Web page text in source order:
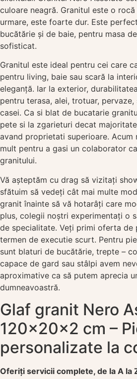
culoare neagră. Granitul este o
urmare, este foarte dur. Este
bucătărie și de baie, pentru masa
sofisticat.
Granitul este ideal pentru cei care
pentru living, baie sau scară la
eleganță. Iar la exterior,
pentru terasa, alei, trotuar,
casei. Ca si blat de bucatarie
pete si la zgarieturi decat
avand proprietati superioare. Acum
mult pentru a gasi un colaborator
granitului.
Vă așteptăm cu drag să vizitați
sfătuim să vedeți cât mai multe
granit înainte să vă hotarâți care
plus, colegii noștri experimentați o
de specialitate. Veți primi oferta de
termen de executie scurt. Pentru
sunt blaturi de bucătărie, trepte –
capace de gard sau stâlpi avem
aproximative ca să putem aprecia
dumneavoastră.
Glaf granit Nero
120x20x2 cm –
personalizate la
Oferiți servicii complete, de la A la